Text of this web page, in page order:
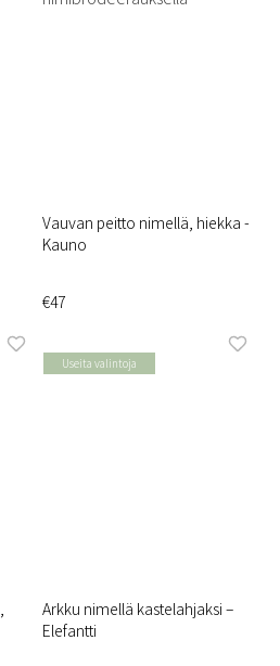
Vauvan peitto nimellä, hiekka -
Kauno
€47
Useita valintoja
Arkku nimellä kastelahjaksi –
Elefantti